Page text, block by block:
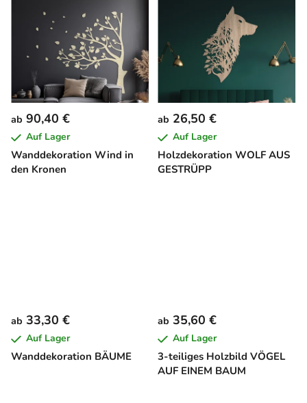
Wanddekoration Wind in
den Kronen
ab 90,40 €
Auf Lager
Holzdekoration WOLF AUS
GESTRÜPP
ab 26,50 €
Auf Lager
Wanddekoration BÄUME
ab 33,30 €
Auf Lager
3-teiliges Holzbild VÖGEL
AUF EINEM BAUM
ab 35,60 €
Auf Lager